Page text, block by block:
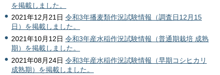
を掲載しました。
2021年12月21日 令和3年播麦類作況試験情報（調査日12月15
日）を掲載しました。
2021年10月12日 令和3年産水稲作況試験情報（普通期栽培 成熟
期）を掲載しました。
2021年08月24日 令和3年産水稲作況試験情報（早期コシヒカリ
成熟期）を掲載しました。